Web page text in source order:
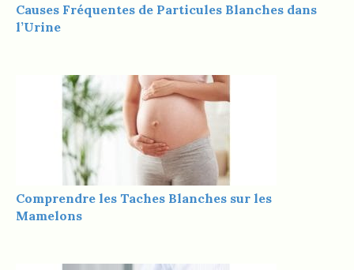
Causes Fréquentes de Particules Blanches dans
l’Urine
Comprendre les Taches Blanches sur les
Mamelons